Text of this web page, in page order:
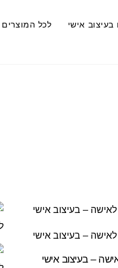
בעיצוב אישי לכל המוצרים
– בעיצוב אישי